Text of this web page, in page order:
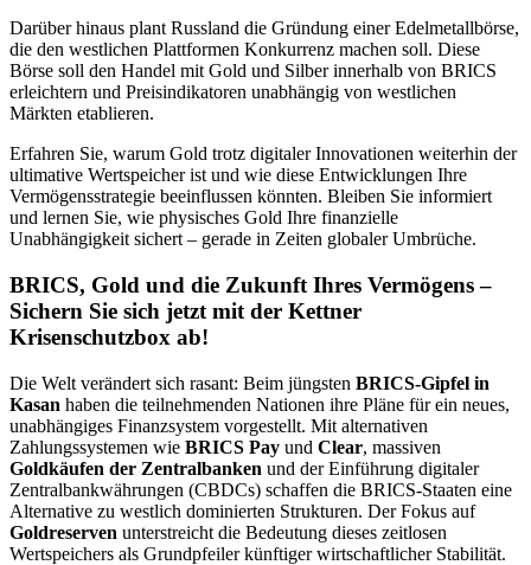
Darüber hinaus plant Russland die Gründung einer Edelmetallbörse,
die den westlichen Plattformen Konkurrenz machen soll. Diese
Börse soll den Handel mit Gold und Silber innerhalb von BRICS
erleichtern und Preisindikatoren unabhängig von westlichen
Märkten etablieren.
Erfahren Sie, warum Gold trotz digitaler Innovationen weiterhin der
ultimative Wertspeicher ist und wie diese Entwicklungen Ihre
Vermögensstrategie beeinflussen könnten. Bleiben Sie informiert
und lernen Sie, wie physisches Gold Ihre finanzielle
Unabhängigkeit sichert – gerade in Zeiten globaler Umbrüche.
BRICS, Gold und die Zukunft Ihres Vermögens –
Sichern Sie sich jetzt mit der Kettner
Krisenschutzbox ab!
Die Welt verändert sich rasant: Beim jüngsten BRICS-Gipfel in
Kasan haben die teilnehmenden Nationen ihre Pläne für ein neues,
unabhängiges Finanzsystem vorgestellt. Mit alternativen
Zahlungssystemen wie BRICS Pay und Clear, massiven
Goldkäufen der Zentralbanken und der Einführung digitaler
Zentralbankwährungen (CBDCs) schaffen die BRICS-Staaten eine
Alternative zu westlich dominierten Strukturen. Der Fokus auf
Goldreserven unterstreicht die Bedeutung dieses zeitlosen
Wertspeichers als Grundpfeiler künftiger wirtschaftlicher Stabilität.